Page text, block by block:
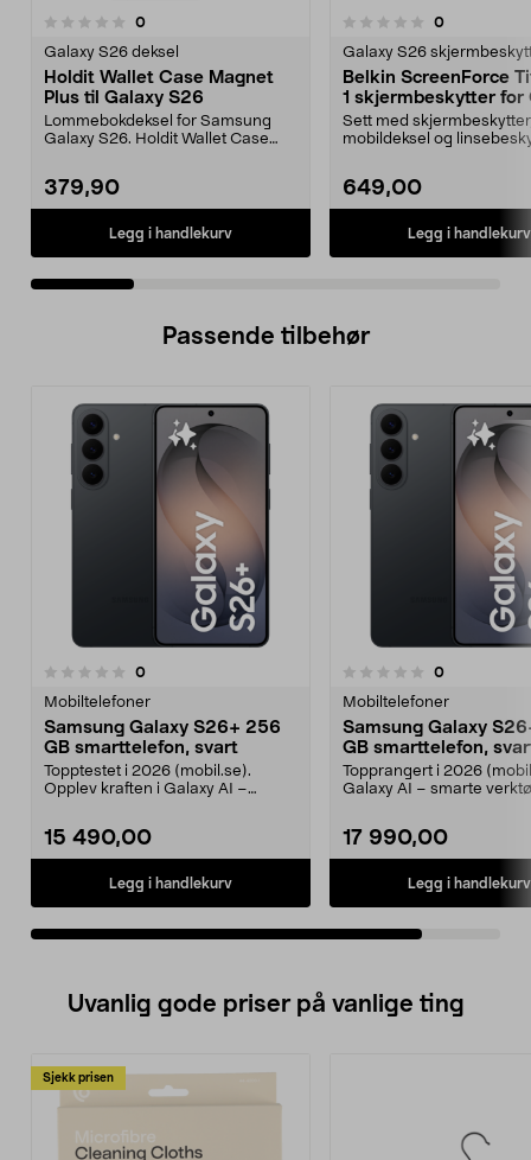
0anmeldelser
Galaxy S26 deksel
Holdit Wallet Case Magnet
Plus til Galaxy S26
Lommebokdeksel for Samsung
Galaxy S26. Holdit Wallet Case
379,90
Legg i handlekurv
0.0 av 5 stjerner 0anmeldelser
Galaxy S26
Belkin ScreenForce
1 skjermbeskytter for
S26 Ultra
Sett med
mobildeksel og
649,00
Legg i handlekurv
5.0 av 5 stjerner
Passende tilbehør
0anmeldelser
Mobiltelefoner
Samsung Galaxy S26+ 256
GB smarttelefon, svart
Topptestet i 2026 (mobil.se).
Opplev kraften i Galaxy AI –
15 490,00
Legg i handlekurv
0.0 av 5 stjerner 0anmeldelser
Mobiltelefoner
Samsung Galaxy
GB smarttelefon,
Topprangert i 2026
Galaxy AI – smarte
17 990,00
Legg i handlekurv
Uvanlig gode priser på vanlige ting
Sjekk prisen